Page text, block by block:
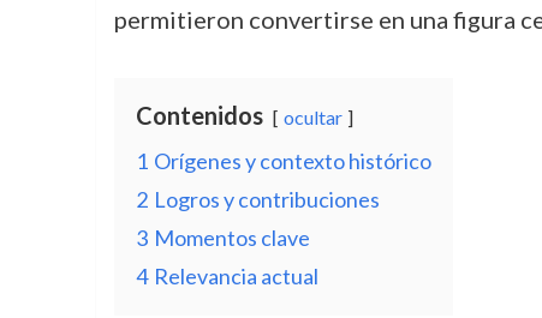
permitieron convertirse en una figura
Contenidos ocultar
1 Orígenes y contexto histórico
2 Logros y contribuciones
3 Momentos clave
4 Relevancia actual